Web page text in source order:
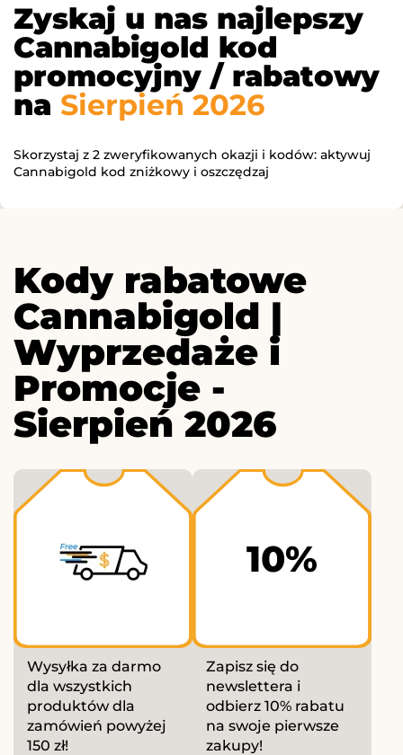
Zyskaj u nas najlepszy
Cannabigold kod
promocyjny / rabatowy
na Sierpień 2026
Skorzystaj z 2 zweryfikowanych okazji i kodów: aktywuj
Cannabigold kod zniżkowy i oszczędzaj
Kody rabatowe
Cannabigold |
Wyprzedaże i
Promocje -
Sierpień 2026
Wysyłka za darmo
dla wszystkich
produktów dla
zamówień powyżej
150 zł!
10%
Zapisz się do
newslettera i
odbierz 10% rabatu
na swoje pierwsze
zakupy!